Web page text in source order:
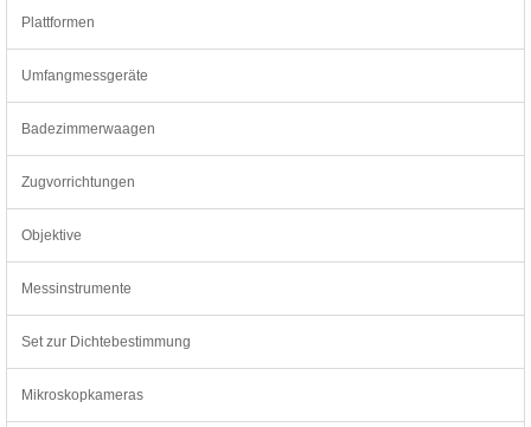
Plattformen
Umfangmessgeräte
Badezimmerwaagen
Zugvorrichtungen
Objektive
Messinstrumente
Set zur Dichtebestimmung
Mikroskopkameras